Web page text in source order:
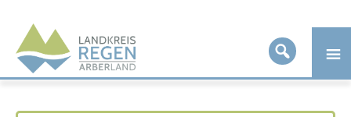
Landkreis
Regen